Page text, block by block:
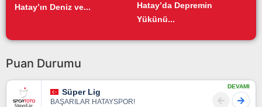
Hatay’ın Deniz ve...
Hatay’da Depremin
Yükünü...
Puan Durumu
Süper Lig
BAŞARILAR HATAYSPOR!
DEVAMI